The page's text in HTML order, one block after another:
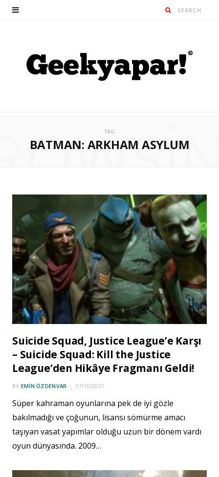
TAG
BATMAN: ARKHAM ASYLUM
Suicide Squad, Justice League’e Karşı
– Suicide Squad: Kill the Justice
League’den Hikâye Fragmanı Geldi!
BY EMIN ÖZDENVAR 17/10/2021
Süper kahraman oyunlarına pek de iyi gözle
bakılmadığı ve çoğunun, lisansı sömürme amacı
taşıyan vasat yapımlar olduğu uzun bir dönem vardı
oyun dünyasında. 2009…